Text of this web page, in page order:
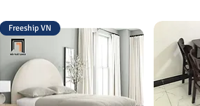
Freeship VN